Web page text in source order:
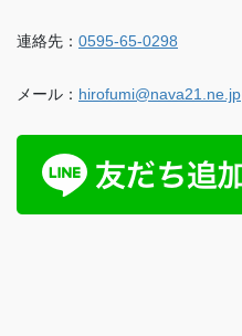
連絡先： 0595-65-0298
メール： hirofumi@nava21.ne.jp